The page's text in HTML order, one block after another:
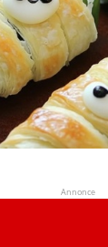
Annonce